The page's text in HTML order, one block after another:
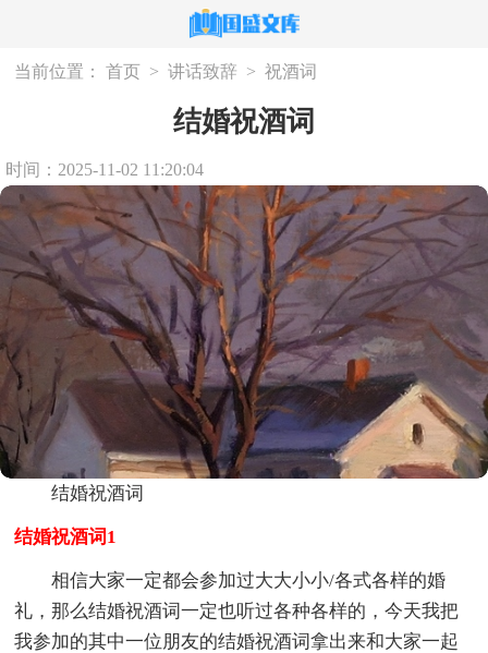
当前位置： 首页 > 讲话致辞 > 祝酒词
结婚祝酒词
时间：2025-11-02 11:20:04
结婚祝酒词
结婚祝酒词1
相信大家一定都会参加过大大小小/各式各样的婚
礼，那么结婚祝酒词一定也听过各种各样的，今天我把
我参加的其中一位朋友的结婚祝酒词拿出来和大家一起